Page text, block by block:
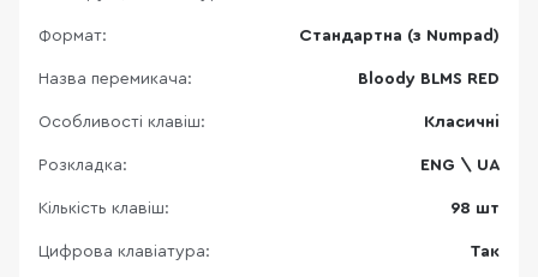
Формат: Стандартна (з Numpad)
Назва перемикача: Bloody BLMS RED
Особливості клавіш: Класичні
Розкладка: ENG \ UA
Кількість клавіш: 98 шт
Цифрова клавіатура: Так